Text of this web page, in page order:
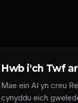
Hwb i'ch Twf
Mae ein AI yn creu
cynyddu eich